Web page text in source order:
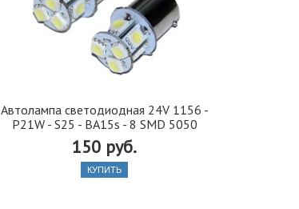
Автолампа cветодиодная 24V 1156 -
P21W - S25 - BA15s - 8 SMD 5050
150 руб.
КУПИТЬ